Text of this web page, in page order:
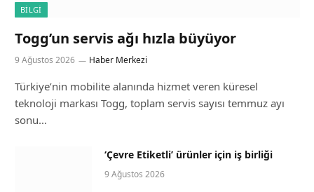
BILGI
Togg’un servis ağı hızla büyüyor
9 Ağustos 2026 Haber Merkezi
Türkiye’nin mobilite alanında hizmet veren küresel
teknoloji markası Togg, toplam servis sayısı temmuz ayı
sonu…
‘Çevre Etiketli’ ürünler için iş birliği
9 Ağustos 2026